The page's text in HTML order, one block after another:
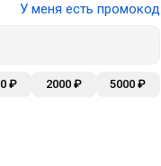
У меня есть промокод
₽ 2000 ₽ 5000 ₽